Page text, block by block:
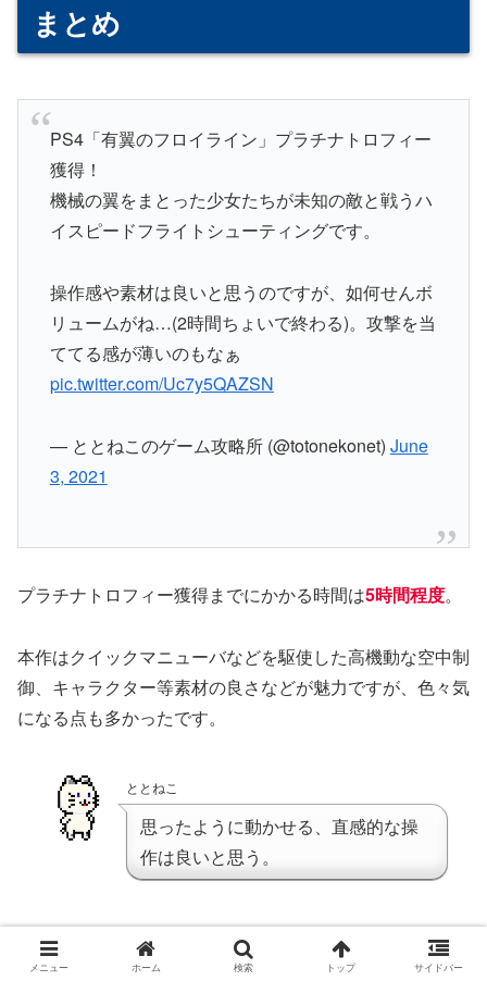
まとめ
PS4「有翼のフロイライン」プラチナトロフィー
獲得！
機械の翼をまとった少女たちが未知の敵と戦うハ
イスピードフライトシューティングです。
操作感や素材は良いと思うのですが、如何せんボ
リュームがね…(2時間ちょいで終わる)。攻撃を当
ててる感が薄いのもなぁ
pic.twitter.com/Uc7y5QAZSN
— ととねこのゲーム攻略所 (@totonekonet) June
3, 2021
プラチナトロフィー獲得までにかかる時間は5時間程度。
本作はクイックマニューバなどを駆使した高機動な空中制
御、キャラクター等素材の良さなどが魅力ですが、色々気
になる点も多かったです。
ととねこ
思ったように動かせる、直感的な操
作は良いと思う。
最大の問題点はボリューム不足 でしょう。
メニュー ホーム 検索 トップ サイドバー